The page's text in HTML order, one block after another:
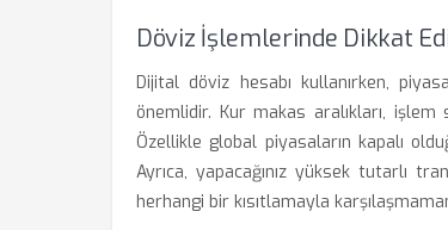
Döviz İşlemlerinde Dikkat
Dijital döviz hesabı kullanırken,
önemlidir. Kur makas aralıkları,
Özellikle global piyasaların kapalı
Ayrıca, yapacağınız yüksek tutarlı
herhangi bir kısıtlamayla